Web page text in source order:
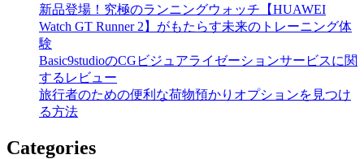
新品登場！究極のランニングウォッチ【HUAWEI
Watch GT Runner 2】がもたらす未来のトレーニング体
験
Basic9studioのCGビジュアライゼーションサービスに関
するレビュー
旅行者のための便利な荷物預かりオプションを見つけ
る方法
Categories